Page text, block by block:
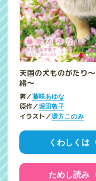
天国の犬ものがたり
緒～
著／藤咲あゆな
原作／堀田敦子
イラスト／環方このみ
くわしくは
ためし読み